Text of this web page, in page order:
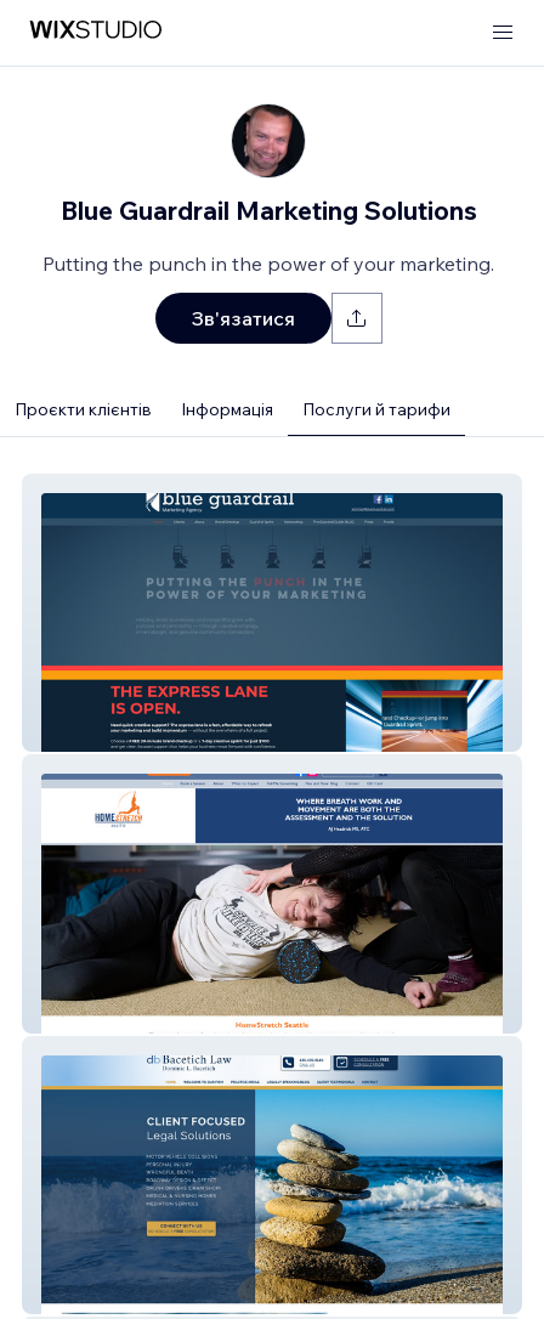
Blue Guardrail Marketing Solutions
Putting the punch in the power of your marketing.
Зв'язатися
Проєкти клієнтів Інформація Послуги й тарифи
Blue Guardrail Marketing Solutions
HomeStretch Seattle
Bacetich Law